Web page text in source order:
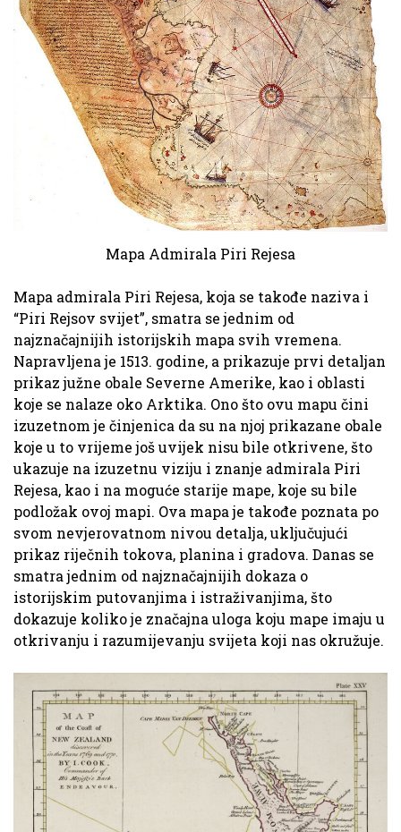
Mapa Admirala Piri Rejesa
Mapa admirala Piri Rejesa, koja se takođe naziva i
“Piri Rejsov svijet”, smatra se jednim od
najznačajnijih istorijskih mapa svih vremena.
Napravljena je 1513. godine, a prikazuje prvi detaljan
prikaz južne obale Severne Amerike, kao i oblasti
koje se nalaze oko Arktika. Ono što ovu mapu čini
izuzetnom je činjenica da su na njoj prikazane obale
koje u to vrijeme još uvijek nisu bile otkrivene, što
ukazuje na izuzetnu viziju i znanje admirala Piri
Rejesa, kao i na moguće starije mape, koje su bile
podložak ovoj mapi. Ova mapa je takođe poznata po
svom nevjerovatnom nivou detalja, uključujući
prikaz riječnih tokova, planina i gradova. Danas se
smatra jednim od najznačajnijih dokaza o
istorijskim putovanjima i istraživanjima, što
dokazuje koliko je značajna uloga koju mape imaju u
otkrivanju i razumijevanju svijeta koji nas okružuje.